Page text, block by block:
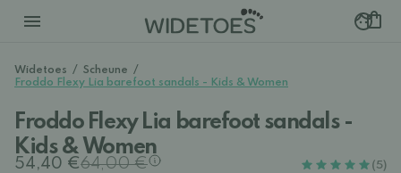
Widetoes / Scheune /
Froddo Flexy Lia barefoot sandals - Kids & Women
Froddo Flexy Lia barefoot sandals -
Kids & Women
54,40 €64,00 € (5)